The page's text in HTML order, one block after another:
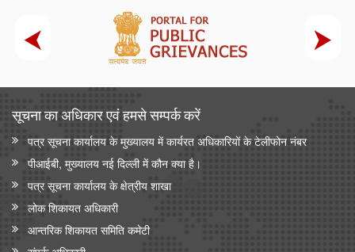
सूचना का अधिकार एवं हमसे सम्‍पर्क करें
पत्र सूचना कार्यालय के मुख्यालय में कार्यरत अधिकारियों के टेलीफोन नंबर
पीआईबी, मुख्यालय नई दिल्ली में कौन क्या है।
पत्र सूचना कार्यालय के क्षेत्रीय शाखा
लोक शिकायत अधिकारी
आन्‍तरिक शिकायत समिति कमेटी